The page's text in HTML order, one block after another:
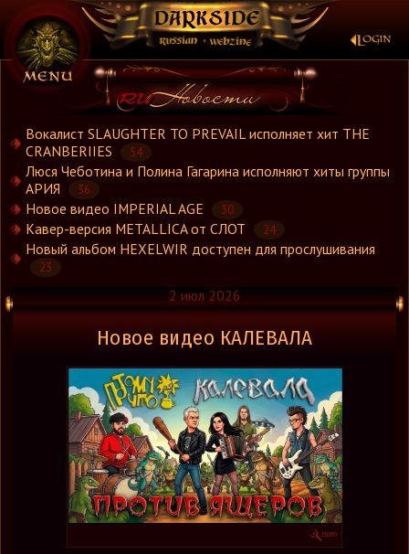
×
Новости.Рус
Видео
Концерты
Группы
Рецензии
Интервью
Стили
Графика
Форум
Ссылки
Контакты
Вокалист SLAUGHTER TO PREVAIL исполняет хит THE
CRANBERIIES
54
Люся Чеботина и Полина Гагарина исполняют хиты группы
АРИЯ
36
Новое видео IMPERIAL AGE 30
Кавер-версия METALLICA от СЛОТ 24
Новый альбом HEXELWIR доступен для прослушивания
23
2 июл 2026
Новое видео КАЛЕВАЛА